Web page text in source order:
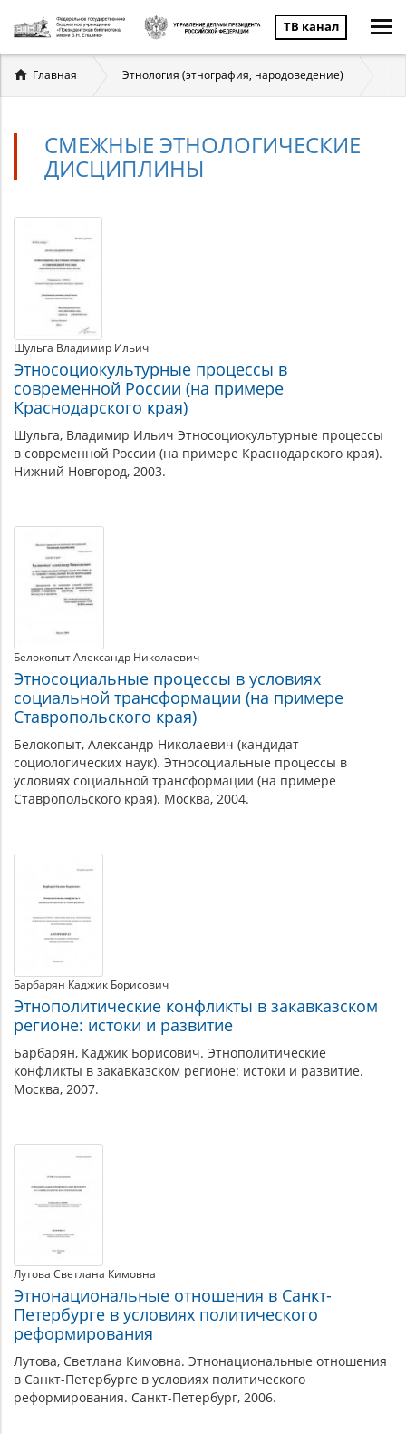
ТВ канал
Вы
здесь
Главная Этнология (этнография, народоведение)
СМЕЖНЫЕ ЭТНОЛОГИЧЕСКИЕ
ДИСЦИПЛИНЫ
Смежные
этнологические
дисциплины
Материалы
по
теме
Шульга Владимир Ильич
Этносоциокультурные процессы в
современной России (на примере
Краснодарского края)
Шульга, Владимир Ильич Этносоциокультурные процессы
в современной России (на примере Краснодарского края).
Нижний Новгород, 2003.
Белокопыт Александр Николаевич
Этносоциальные процессы в условиях
социальной трансформации (на примере
Ставропольского края)
Белокопыт, Александр Николаевич (кандидат
социологических наук). Этносоциальные процессы в
условиях социальной трансформации (на примере
Ставропольского края). Москва, 2004.
Барбарян Каджик Борисович
Этнополитические конфликты в закавказском
регионе: истоки и развитие
Барбарян, Каджик Борисович. Этнополитические
конфликты в закавказском регионе: истоки и развитие.
Москва, 2007.
Лутова Светлана Кимовна
Этнонациональные отношения в Санкт-
Петербурге в условиях политического
реформирования
Лутова, Светлана Кимовна. Этнонациональные отношения
в Санкт-Петербурге в условиях политического
реформирования. Санкт-Петербург, 2006.